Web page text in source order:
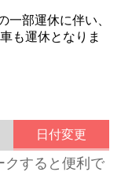
一部運休に伴い、
も運休となりま
日付変更
すると便利で